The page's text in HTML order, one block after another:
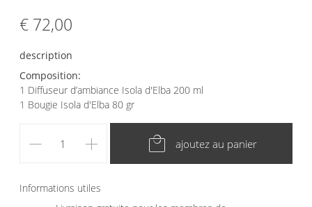
€ 72,00
description
Composition:
1 Diffuseur d’ambiance Isola d'Elba 200 ml
1 Bougie Isola d'Elba 80 gr
remove add local_mall ajoutez au panier
Informations utiles